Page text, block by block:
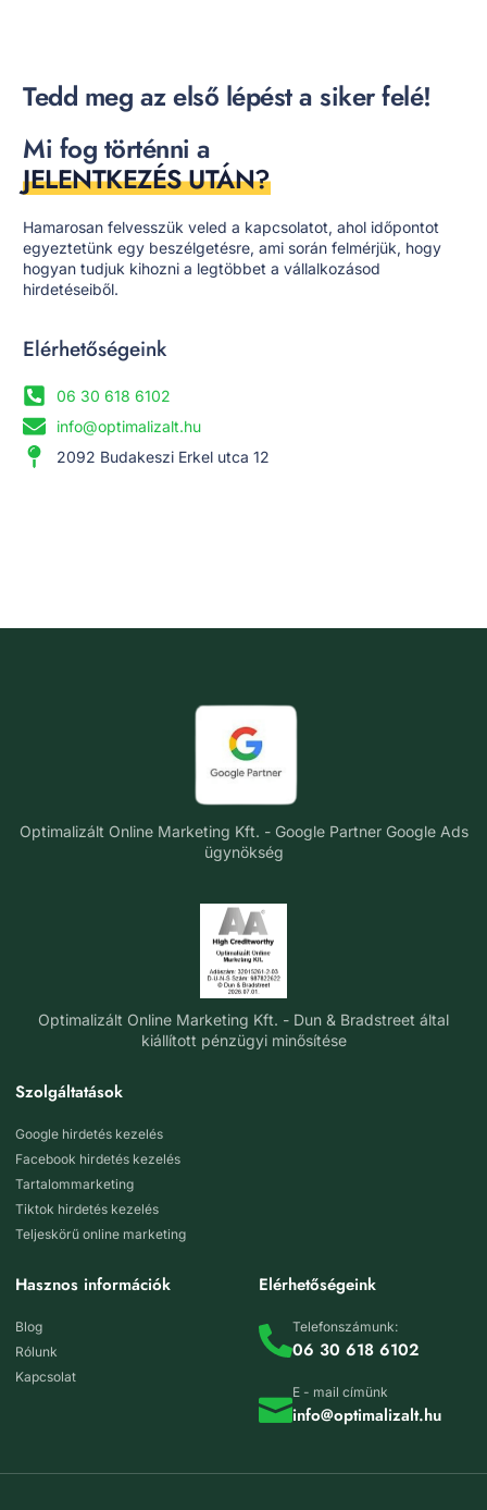
Tedd meg az első lépést a siker felé!
Mi fog történni a
JELENTKEZÉS UTÁN?
Hamarosan felvesszük veled a kapcsolatot, ahol időpontot
egyeztetünk egy beszélgetésre, ami során felmérjük, hogy
hogyan tudjuk kihozni a legtöbbet a vállalkozásod
hirdetéseiből.
Elérhetőségeink
06 30 618 6102
info@optimalizalt.hu
2092 Budakeszi Erkel utca 12
Optimalizált Online Marketing Kft. - Google Partner Google Ads
ügynökség
Optimalizált Online Marketing Kft. - Dun & Bradstreet által
kiállított pénzügyi minősítése
Szolgáltatások
Google hirdetés kezelés
Facebook hirdetés kezelés
Tartalommarketing
Tiktok hirdetés kezelés
Teljeskörű online marketing
Hasznos információk
Blog
Rólunk
Kapcsolat
Elérhetőségeink
Telefonszámunk:
06 30 618 6102
E - mail címünk
info@optimalizalt.hu